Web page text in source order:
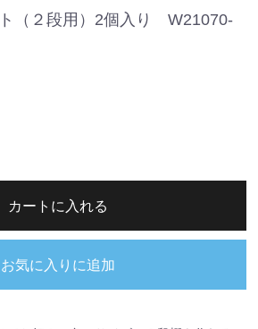
（２段用）2個入り W21070-
カートに入れる
お気に入りに追加